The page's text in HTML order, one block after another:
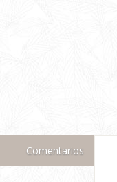
Comentarios